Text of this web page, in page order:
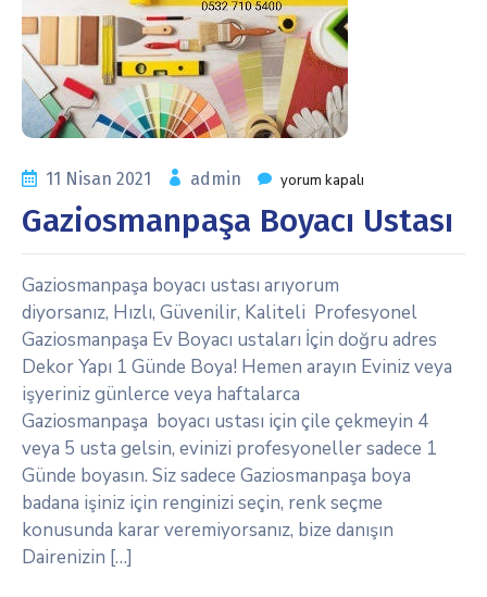
11 Nisan 2021 admin yorum kapalı
Gaziosmanpaşa Boyacı Ustası
Gaziosmanpaşa boyacı ustası arıyorum
diyorsanız, Hızlı, Güvenilir, Kaliteli Profesyonel
Gaziosmanpaşa Ev Boyacı ustaları İçin doğru adres
Dekor Yapı 1 Günde Boya! Hemen arayın Eviniz veya
işyeriniz günlerce veya haftalarca
Gaziosmanpaşa boyacı ustası için çile çekmeyin 4
veya 5 usta gelsin, evinizi profesyoneller sadece 1
Günde boyasın. Siz sadece Gaziosmanpaşa boya
badana işiniz için renginizi seçin, renk seçme
konusunda karar veremiyorsanız, bize danışın
Dairenizin […]